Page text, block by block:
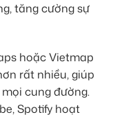
tăng cường sự
hoặc Vietmap
rất nhiều, giúp
cung đường.
Spotify hoạt